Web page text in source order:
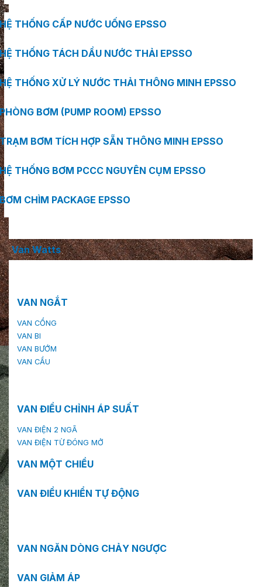
HỆ THỐNG CẤP NƯỚC UỐNG EPSSO
HỆ THỐNG TÁCH DẦU NƯỚC THẢI EPSSO
HỆ THỐNG XỬ LÝ NƯỚC THẢI THÔNG MINH EPSSO
PHÒNG BƠM (PUMP ROOM) EPSSO
TRẠM BƠM TÍCH HỢP SẴN THÔNG MINH EPSSO
HỆ THỐNG BƠM PCCC NGUYÊN CỤM EPSSO
BƠM CHÌM PACKAGE EPSSO
Van Watts
VAN NGẮT
VAN CỔNG
VAN BI
VAN BƯỚM
VAN CẦU
VAN ĐIỀU CHỈNH ÁP SUẤT
VAN ĐIỆN 2 NGÃ
VAN ĐIỆN TỪ ĐÓNG MỞ
VAN MỘT CHIỀU
VAN ĐIỀU KHIỂN TỰ ĐỘNG
VAN NGĂN DÒNG CHẢY NGƯỢC
VAN GIẢM ÁP